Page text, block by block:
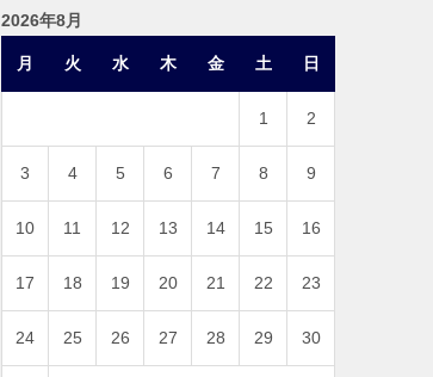
2026年8月
月 火 水 木 金 土 日
1 2
3 4 5 6 7 8 9
10 11 12 13 14 15 16
17 18 19 20 21 22 23
24 25 26 27 28 29 30